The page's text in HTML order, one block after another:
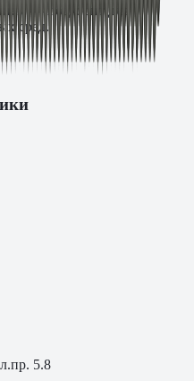
— подходит для
сред.
5.8